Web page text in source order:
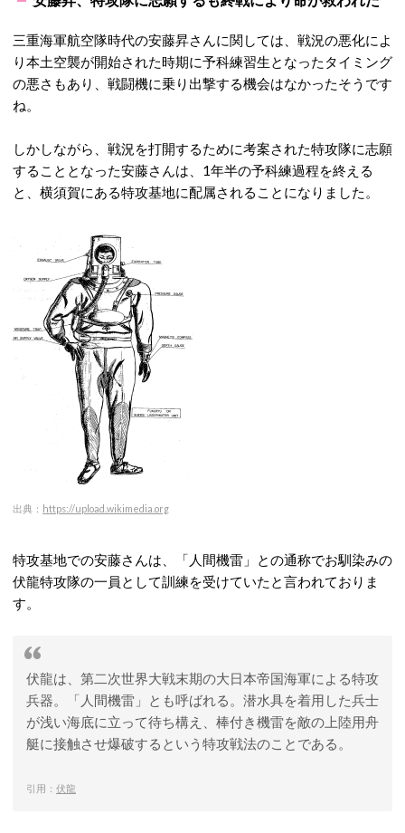
三重海軍航空隊時代の安藤昇さんに関しては、戦況の悪化によ
り本土空襲が開始された時期に予科練習生となったタイミング
の悪さもあり、戦闘機に乗り出撃する機会はなかったそうです
ね。
しかしながら、戦況を打開するために考案された特攻隊に志願
することとなった安藤さんは、1年半の予科練過程を終える
と、横須賀にある特攻基地に配属されることになりました。
出典： https://upload.wikimedia.org
特攻基地での安藤さんは、「人間機雷」との通称でお馴染みの
伏龍特攻隊の一員として訓練を受けていたと言われておりま
す。
伏龍は、第二次世界大戦末期の大日本帝国海軍による特攻
兵器。「人間機雷」とも呼ばれる。潜水具を着用した兵士
が浅い海底に立って待ち構え、棒付き機雷を敵の上陸用舟
艇に接触させ爆破するという特攻戦法のことである。
引用： 伏龍